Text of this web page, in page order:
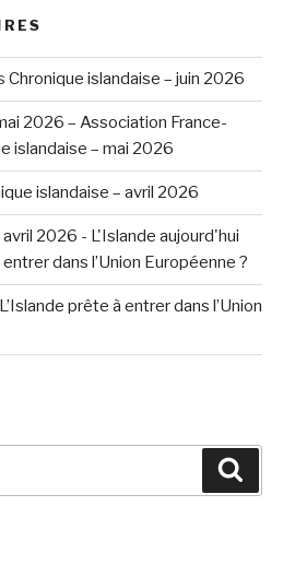
Chronique islandaise – juin 2026
2026 – Association France-
islandaise – mai 2026
islandaise – avril 2026
2026 - L'Islande aujourd'hui
dans l’Union Européenne ?
L’Islande prête à entrer dans l’Union